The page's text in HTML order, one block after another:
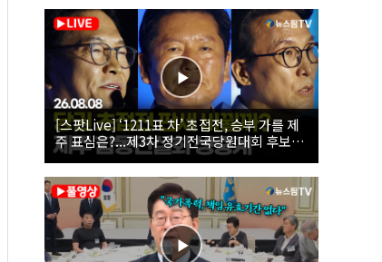
[스팟Live] ‘1211표 차’ 초접전, 승부 가를 제
주 표심은?...제3차 정기전국당원대회 후보자
제주 합동연설회 생중계 | 26.08.08